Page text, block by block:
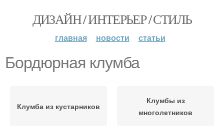
ДИЗАЙН / ИНТЕРЬЕР / СТИЛЬ
главная новости статьи
Бордюрная клумба
Клумба из кустарников
Клумбы из
многолетников